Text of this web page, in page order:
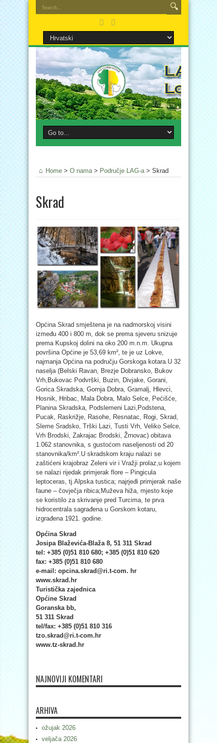
Home > O nama> Područje LAG-a> Skrad
Skrad
Općina Skrad smještena je na nadmorskoj visini
između 400 i 800 m, dok se prema sjeveru snizuje
prema Kupskoj dolini na oko 200 m.n.m. Ukupna
površina Općine je 53,69 km², te je uz Lokve,
najmanja Općina na području Gorskoga kotara.U 32
naselja (Belski Ravan, Brezje Dobransko, Bukov
Vrh,Bukovac Podvrški, Buzin, Divjake, Gorani,
Gorica Skradska, Gornja Dobra, Gramalj, Hlevci,
Hosnik, Hribac, Mala Dobra, Malo Selce, Pećišće,
Planina Skradska, Podslemeni Lazi,Podstena,
Pucak, Raskrižje, Rasohe, Resnatac, Rogi, Skrad,
Sleme Sradsko, Trški Lazi, Tusti Vrh, Veliko Selce,
Vrh Brodski, Zakrajac Brodski, Žrnovac) obitava
1.062 stanovnika, s gustoćom naseljenosti od 20
stanovnika/km².U skradskom kraju nalazi se
zaštićeni krajobraz Zeleni vir i Vražji prolaz,u kojem
se nalazi rijedak primjerak flore – Pingicula
leptoceras, tj.Alpska tustica; najrjeđi primjerak naše
faune – čovječja ribica;Muževa hiža, mjesto koje
se koristilo za skrivanje pred Turcima, te prva
hidrocentrala sagrađena u Gorskom kotaru,
izgrađena 1921. godine.
Općina Skrad
Josipa Blaževića-Blaža 8, 51 311 Skrad
tel: +385 (0)51 810 680; +385 (0)51 810 620
fax: +385 (0)51 810 680
e-mail: opcina.skrad@ri.t-com. hr
www.skrad.hr
Turistička zajednica
Općine Skrad
Goranska bb,
51 311 Skrad
tel/fax: +385 (0)51 810 316
tzo.skrad@ri.t-com.hr
www.tz-skrad.hr
NAJNOVIJI KOMENTARI
ARHIVA
ožujak 2026
veljača 2026